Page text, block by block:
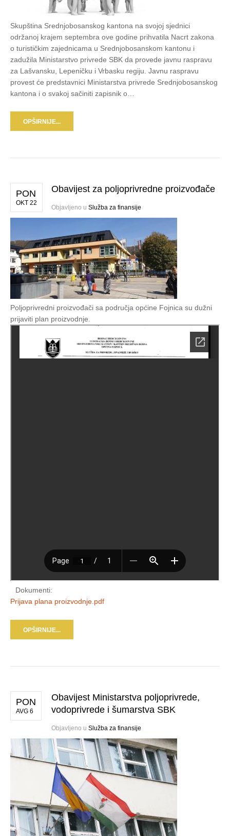
Skupština Srednjobosanskog kantona na svojoj sjednici
održanoj krajem septembra ove godine prihvatila Nacrt zakona
o turističkim zajednicama u Srednjobosanskom kantonu i
zadužila Ministarstvo privrede SBK da provede javnu raspravu
za Lašvansku, Lepeničku i Vrbasku regiju. Javnu raspravu
provest će predstavnici Ministarstva privrede Srednjobosanskog
kantona i o svakoj sačiniti zapisnik o…
OPŠIRNIJE...
PON
OKT 22
Obavijest za poljoprivredne proizvođače
Objavljeno u Služba za finansije
Poljoprivredni proizvođači sa područja općine Fojnica su dužni
prijaviti plan proizvodnje.
Dokumenti:
Prijava plana proizvodnje.pdf
OPŠIRNIJE...
PON
AVG 6
Obavijest Ministarstva poljoprivrede,
vodoprivrede i šumarstva SBK
Objavljeno u Služba za finansije